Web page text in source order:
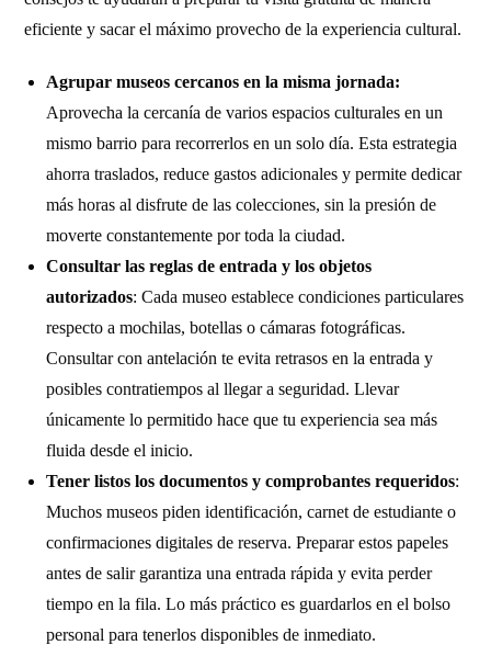
eficiente y sacar el máximo provecho de la experiencia cultural.
Agrupar museos cercanos en la misma jornada:
Aprovecha la cercanía de varios espacios culturales en un
mismo barrio para recorrerlos en un solo día. Esta estrategia
ahorra traslados, reduce gastos adicionales y permite dedicar
más horas al disfrute de las colecciones, sin la presión de
moverte constantemente por toda la ciudad.
Consultar las reglas de entrada y los objetos
autorizados: Cada museo establece condiciones particulares
respecto a mochilas, botellas o cámaras fotográficas.
Consultar con antelación te evita retrasos en la entrada y
posibles contratiempos al llegar a seguridad. Llevar
únicamente lo permitido hace que tu experiencia sea más
fluida desde el inicio.
Tener listos los documentos y comprobantes requeridos:
Muchos museos piden identificación, carnet de estudiante o
confirmaciones digitales de reserva. Preparar estos papeles
antes de salir garantiza una entrada rápida y evita perder
tiempo en la fila. Lo más práctico es guardarlos en el bolso
personal para tenerlos disponibles de inmediato.